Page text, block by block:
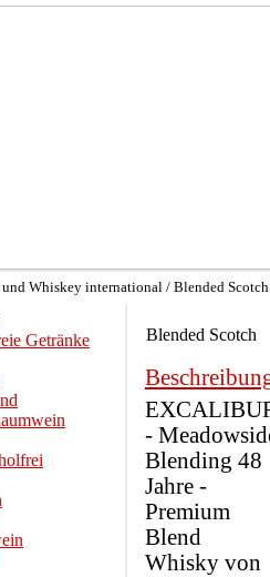
Whiskey international / Blended Scotch
Getränke
Blended Scotch
-
Blending 48
Jahre -
Premium
Blend
Whisky von